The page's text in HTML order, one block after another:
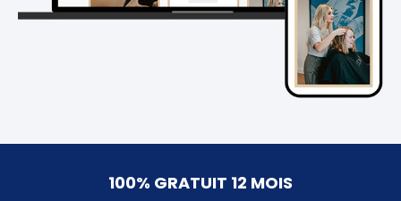
100% GRATUIT 12 MOIS